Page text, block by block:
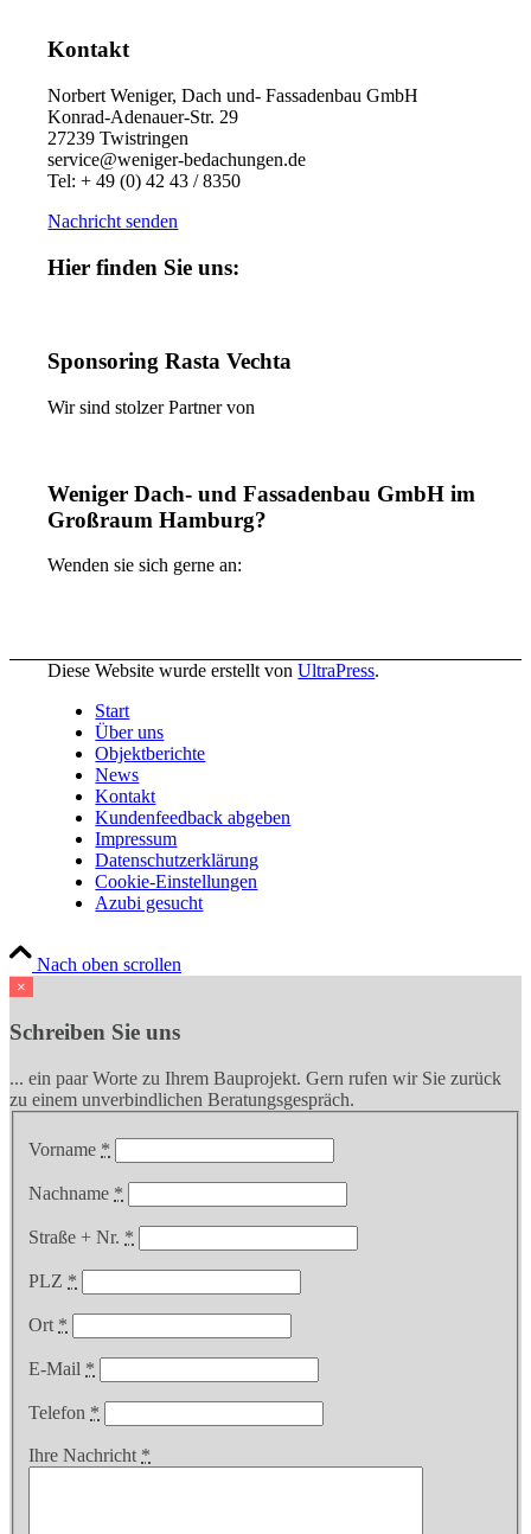
Kontakt
Norbert Weniger, Dach und- Fassadenbau GmbH
Konrad-Adenauer-Str. 29
27239 Twistringen
service@weniger-bedachungen.de
Tel: + 49 (0) 42 43 / 8350
Nachricht senden
Hier finden Sie uns:
Sponsoring Rasta Vechta
Wir sind stolzer Partner von
Weniger Dach- und Fassadenbau GmbH im
Großraum Hamburg?
Wenden sie sich gerne an:
Diese Website wurde erstellt vonUltraPress.
Start
Über uns
Objektberichte
News
Kontakt
Kundenfeedback abgeben
Impressum
Datenschutzerklärung
Cookie-Einstellungen
Azubi gesucht
Nach oben scrollen
×
Schreiben Sie uns
... ein paar Worte zu Ihrem Bauprojekt. Gern rufen wir Sie zurück
zu einem unverbindlichen Beratungsgespräch.
Vorname *
Nachname *
Straße + Nr. *
PLZ *
Ort *
E-Mail *
Telefon *
Ihre Nachricht *